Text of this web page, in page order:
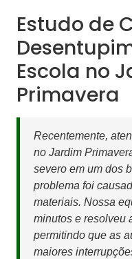
Estudo de
Escola no
Primavera
Recentemente,
no Jardim
severo em um dos
problema foi
materiais. Nossa
minutos e resolveu
permitindo que as
maiores